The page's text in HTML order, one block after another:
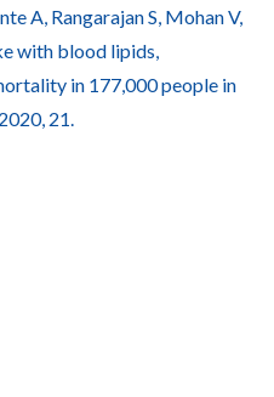
A, Rangarajan S, Mohan V,
with blood lipids,
in 177,000 people in
21.